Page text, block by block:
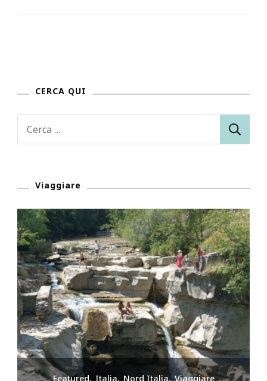
CERCA QUI
Ricerca
Viaggiare
Featured Italia Nord Italia Viaggiare